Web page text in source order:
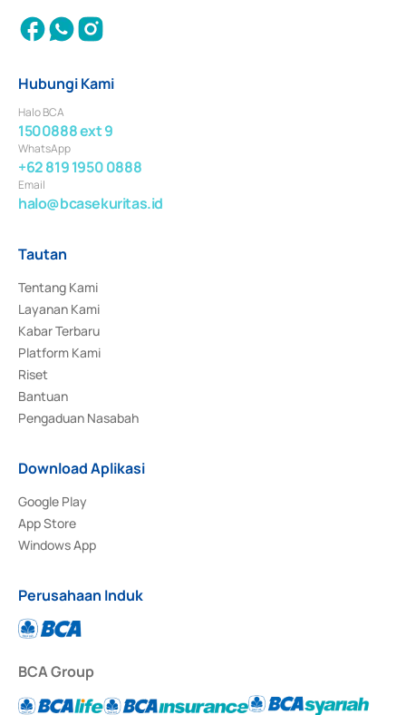
Hubungi Kami
Halo BCA
1500888 ext 9
WhatsApp
+62 819 1950 0888
Email
halo@bcasekuritas.id
Tautan
Tentang Kami
Layanan Kami
Kabar Terbaru
Platform Kami
Riset
Bantuan
Pengaduan Nasabah
Download Aplikasi
Google Play
App Store
Windows App
Perusahaan Induk
BCA Group